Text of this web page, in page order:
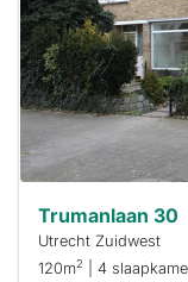
minuten
reageren.
Stekkies helpt
je hierbij!
Trumanlaan 30
Utrecht Zuidwest
120m2 | 4